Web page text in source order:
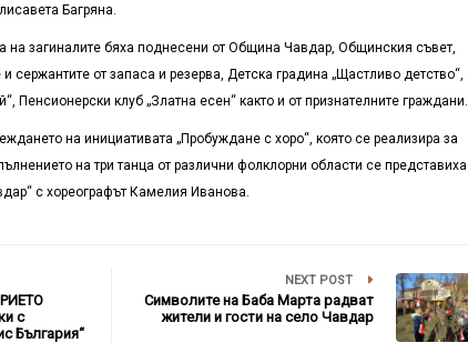
Багряна.
на загиналите бяха поднесени от Община Чавдар, Общинския съвет,
от запаса и резерва, Детска градина „Щастливо детство“,
клуб „Златна есен“ както и от признателните граждани.
на инициативата „Пробуждане с хоро“, която се реализира за
на три танца от различни фолклорни области се представиха
с хореографът Камелия Иванова.
с
България“
NEXT POST
Символите на Баба Марта радват
жители и гости на село Чавдар